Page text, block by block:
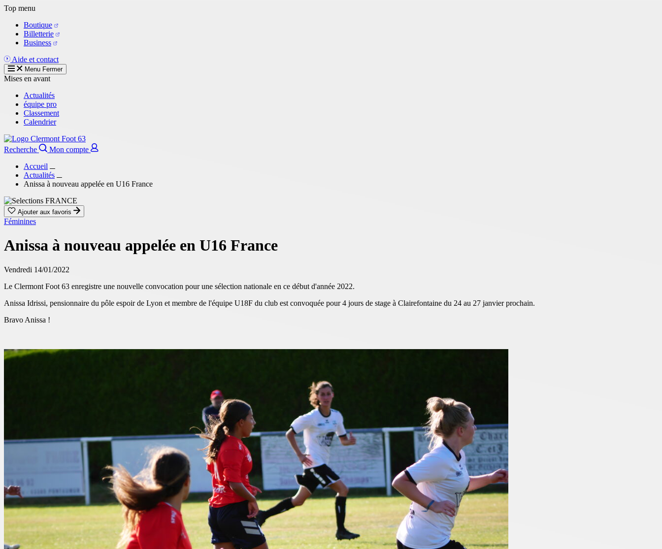
Aller
contenu
principal
Top menu
Boutique
Billetterie
Business
Aide et contact
Menu Fermer
Mises en avant
Actualités
équipe pro
Classement
Calendrier
Recherche
Mon compte
Accueil
Actualités
Anissa à nouveau appelée en U16 France
Ajouter aux favoris
Féminines
Anissa à nouveau appelée en U16 France
Vendredi 14/01/2022
Le Clermont Foot 63 enregistre une nouvelle convocation pour une sélection nationale en ce début d'année 2022.
Anissa Idrissi, pensionnaire du pôle espoir de Lyon et membre de l'équipe U18F du club est convoquée pour 4 jours de stage à Clairefontaine du 24 au 27 janvier prochain.
Bravo Anissa !